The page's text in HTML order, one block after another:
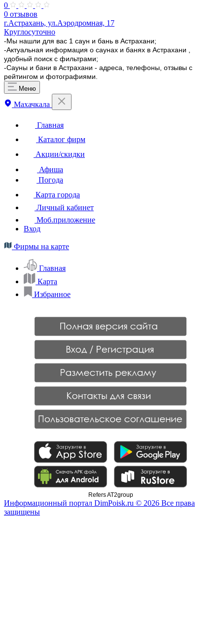
0
0 отзывов
г.Астрахань, ул.Аэродромная, 17
Круглосуточно
-Мы нашли для вас 1 саун и бань в Астрахани;
-Актуальная информация о саунах и банях в Астрахани ,
удобный поиск с фильтрами;
-Сауны и бани в Астрахани - адреса, телефоны, отзывы с
рейтингом и фотографиями.
Меню
Махачкала
Главная
Каталог фирм
Акции/скидки
Афиша
Погода
Карта города
Личный кабинет
Моб.приложение
Вход
Фирмы на карте
Главная
Карта
Избранное
Refers AT2group
Информационный портал DimPoisk.ru © 2026 Все права
защищены